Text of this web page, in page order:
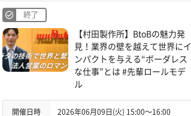
終了
【村田製作所】BtoBの魅力発
見！業界の壁を越えて世界にイ
ンパクトを与える“ボーダレス
な仕事”とは #先輩ロールモデ
ル
開催日時 2026年06月09日(火) 15:00〜16:00